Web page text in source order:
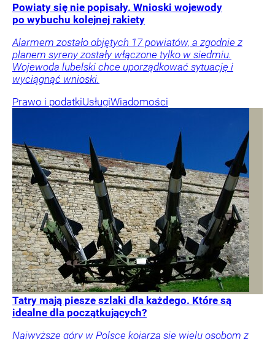
Powiaty się nie popisały. Wnioski wojewody
po wybuchu kolejnej rakiety
Alarmem zostało objętych 17 powiatów, a zgodnie z
planem syreny zostały włączone tylko w siedmiu.
Wojewoda lubelski chce uporządkować sytuację i
wyciągnąć wnioski.
Prawo i podatkiUsługiWiadomości
Tatry mają piesze szlaki dla każdego. Które są
idealne dla początkujących?
Najwyższe góry w Polsce kojarzą się wielu osobom z